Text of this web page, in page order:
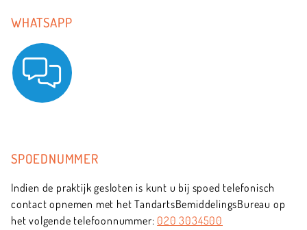
WHATSAPP
SPOEDNUMMER
Indien de praktijk gesloten is kunt u bij spoed telefonisch
contact opnemen met het TandartsBemiddelingsBureau op
het volgende telefoonnummer: 020 3034500